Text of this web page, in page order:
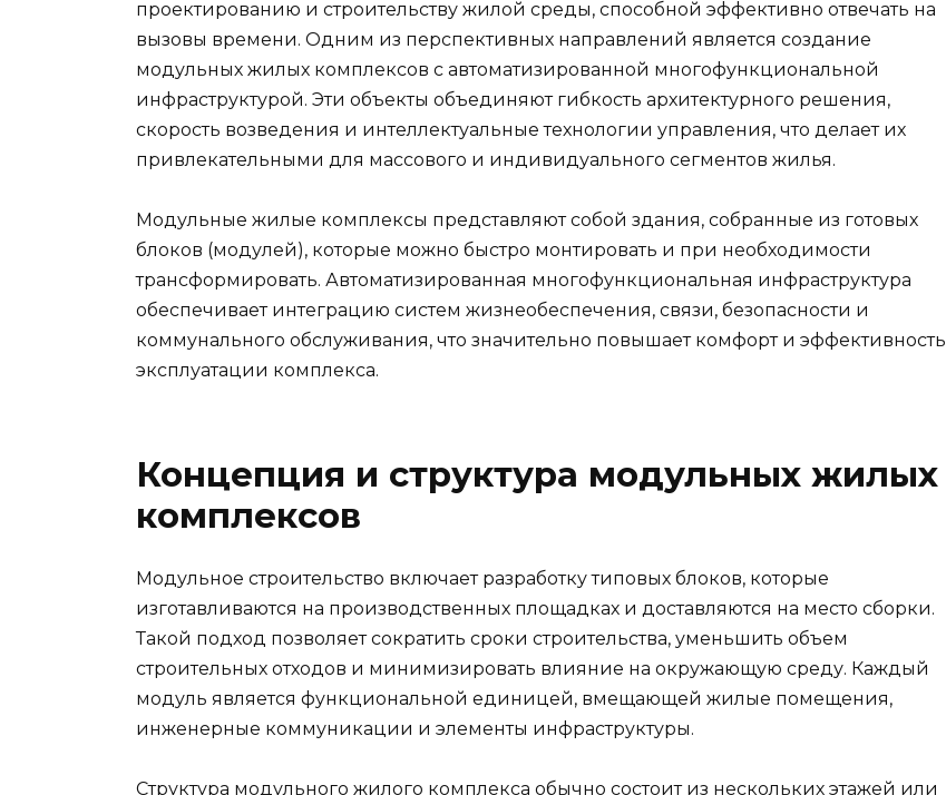
проектированию и строительству жилой среды, способной эффективно отвечать на
вызовы времени. Одним из перспективных направлений является создание
модульных жилых комплексов с автоматизированной многофункциональной
инфраструктурой. Эти объекты объединяют гибкость архитектурного решения,
скорость возведения и интеллектуальные технологии управления, что делает их
привлекательными для массового и индивидуального сегментов жилья.
Модульные жилые комплексы представляют собой здания, собранные из готовых
блоков (модулей), которые можно быстро монтировать и при необходимости
трансформировать. Автоматизированная многофункциональная инфраструктура
обеспечивает интеграцию систем жизнеобеспечения, связи, безопасности и
коммунального обслуживания, что значительно повышает комфорт и эффективность
эксплуатации комплекса.
Концепция и структура модульных жилых
комплексов
Модульное строительство включает разработку типовых блоков, которые
изготавливаются на производственных площадках и доставляются на место сборки.
Такой подход позволяет сократить сроки строительства, уменьшить объем
строительных отходов и минимизировать влияние на окружающую среду. Каждый
модуль является функциональной единицей, вмещающей жилые помещения,
инженерные коммуникации и элементы инфраструктуры.
Структура модульного жилого комплекса обычно состоит из нескольких этажей или